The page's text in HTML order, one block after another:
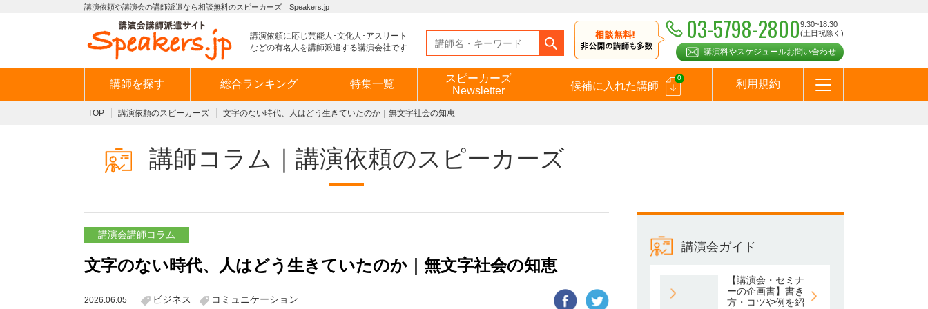
講演依頼や講演会の講師派遣なら相談無料のスピーカーズ Speakers.jp
講演依頼に応じ芸能人･文化人･アスリート
などの有名人を講師派遣する講演会社です
03-5798-28009:30~18:30
(土日祝除く)
講演料やスケジュールお問い合わせ
講師を探す 総合ランキング 特集一覧
スピーカーズ
Newsletter
候補に入れた講師
0
利用規約
TOP 講演依頼のスピーカーズ 文字のない時代、人はどう生きていたのか｜無文字社会の知恵
講師コラム｜講演依頼のスピーカーズ
講演会講師コラム
文字のない時代、人はどう生きていたのか｜無文字社会の知恵
2026.06.05 ビジネス コミュニケーション
講演会ガイド
【講演会・セミナ
ーの企画書】書き
方・コツや例を紹